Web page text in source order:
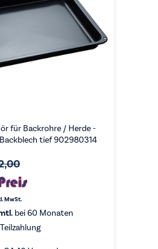
für Backrohre / Herde -
tief 902980314
MwSt.
bei 60 Monaten